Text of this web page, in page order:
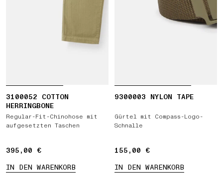
3100052 COTTON
HERRINGBONE
Regular-Fit-Chinohose mit
aufgesetzten Taschen
395,00 €
395,00 €
IN DEN WARENKORB
9300003 NYLON TAPE
Gürtel mit Compass-Logo-
Schnalle
155,00 €
155,00 €
IN DEN WARENKORB